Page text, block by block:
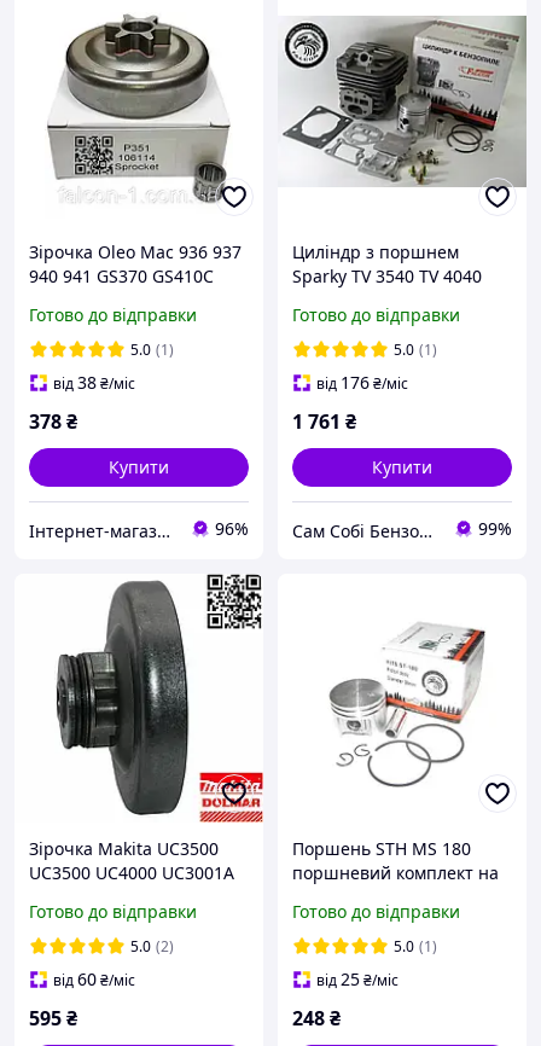
Зірочка Oleo Mac 936 937
940 941 GS370 GS410C
936 барабан зчеплення
для бензопил Олео Мак
937 + підшипник
Готово до відправки
5.0 (1)
від38₴/міс
378₴
Купити
Інтернет-магазин "Сам Собі Сервіс" 96%
Циліндр з поршнем
Sparky TV 3540 TV 4040
ІНТЕРСКОЛ ПЦБ-14.35
поршнева для бензопил
ЦПГ Спаркі, Гардэна
183070002/0
Готово до відправки
5.0 (1)
від 176₴/міс
1 761 ₴
Купити
Сам Собі БензоМайстер ⚙️ 99%
Зірочка Makita UC3500
UC3500 UC4000 UC3001A
електропил UC3501A
UC3503A UC4001A
UC4003A
Готово до відправки
5.0 (2)
від60₴/міс
595₴
Поршень STH MS 180
поршневий комплект на
1130 030 2004
Готово до відправки
5.0 (1)
від25₴/міс
248₴